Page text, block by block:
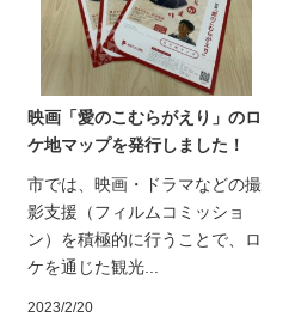
映画「愛のこむらがえり」のロ
ケ地マップを発行しました！
市では、映画・ドラマなどの撮
影支援（フィルムコミッショ
ン）を積極的に行うことで、ロ
ケを通じた観光...
2023/2/20